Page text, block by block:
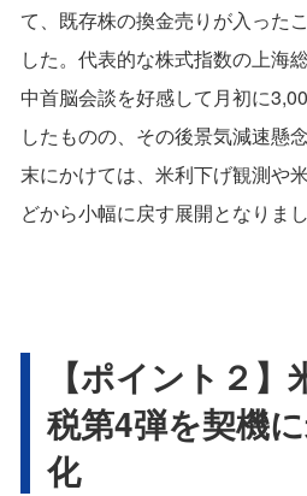
て、既存株の換金売りが入った
した。代表的な株式指数の上海
中首脳会談を好感して月初に
したものの、その後景気減速懸
末にかけては、米利下げ観測や
どから小幅に戻す展開となりまし
【ポイント２
税第4弾を契機
化